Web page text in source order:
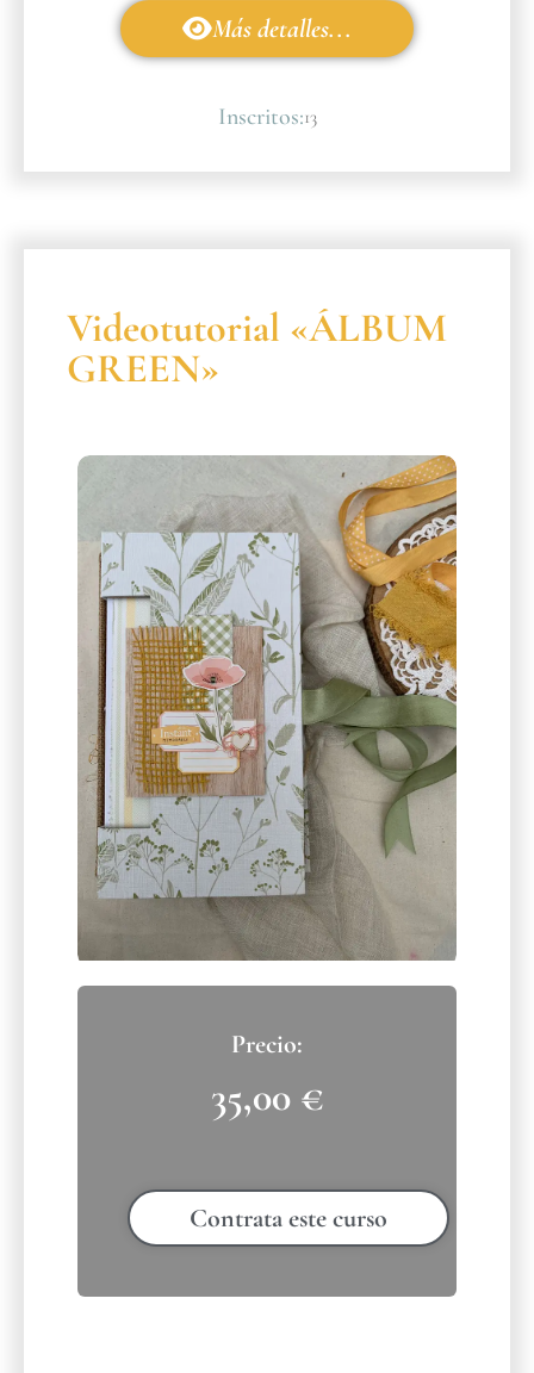
Más detalles...
Inscritos:13
Videotutorial «ÁLBUM
GREEN»
35,00 €
Contrata este curso